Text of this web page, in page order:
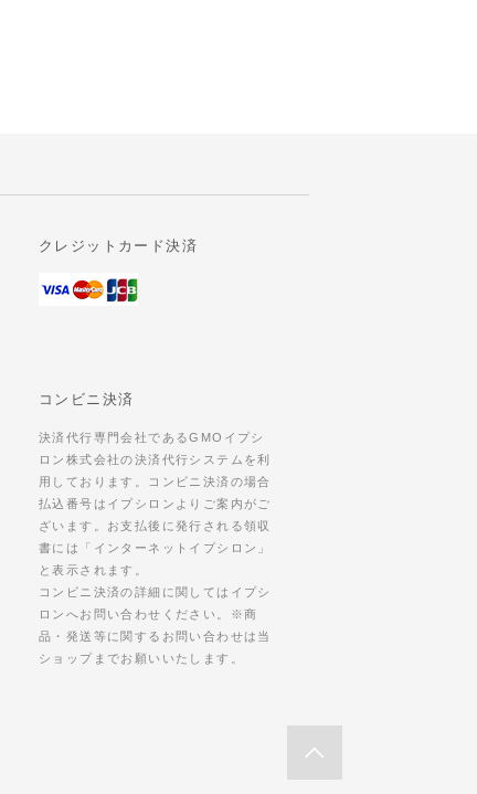
クレジットカード決済
コンビニ決済
決済代行専門会社であるGMOイプシ
ロン株式会社の決済代行システムを利
用しております。コンビニ決済の場合
払込番号はイプシロンよりご案内がご
ざいます。お支払後に発行される領収
書には「インターネットイプシロン」
と表示されます。
コンビニ決済の詳細に関してはイプシ
ロンへお問い合わせください。※商
品・発送等に関するお問い合わせは当
ショップまでお願いいたします。